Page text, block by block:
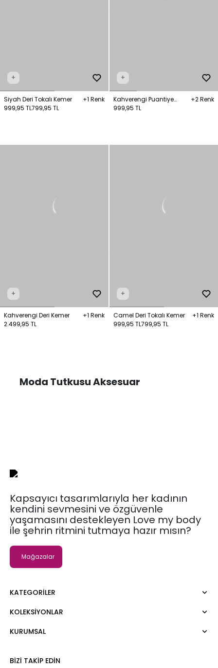
+
Siyah Deri Tokalı Kemer
+1 Renk
999,95 TL799,95 TL
+
Kahverengi Puantiye
Desenli Bandana
+2 Renk
999,95 TL
+
Kahverengi Deri Kemer
+1 Renk
2.499,95 TL
+
Camel Deri Tokalı Kemer
+1 Renk
999,95 TL799,95 TL
Moda Tutkusu Aksesuar
Kapsayıcı tasarımlarıyla her kadının
kendini sevmesini ve özgüvenle
yaşamasını destekleyen Love my body
ile şehrin ritmini tutmaya hazır mısın?
Mağazalar
KATEGORILER
Elbise
Tişört
KOLEKSIYONLAR
Moda Tutkusu
KURUMSAL
Kurumsal Satış
BIZI TAKIP EDIN